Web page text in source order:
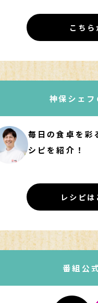
こちら
神保シェフ
毎日の食卓を彩
シピを紹介！
レシピは
番組公